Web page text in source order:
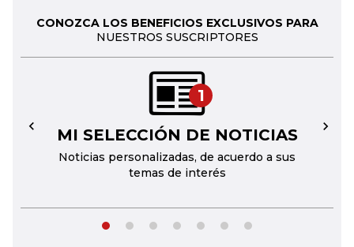
CONOZCA LOS BENEFICIOS EXCLUSIVOS PARA
NUESTROS SUSCRIPTORES
1
MI SELECCIÓN DE NOTICIAS
Noticias personalizadas, de acuerdo a sus
temas de interés
← →